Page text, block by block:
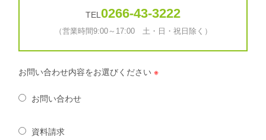
お問い合わせ
TEL 0266-43-3222
（営業時間9:00～17:00 土・日・祝日除く）
お問い合わせ内容をお選びください ※
お問い合わせ
資料請求